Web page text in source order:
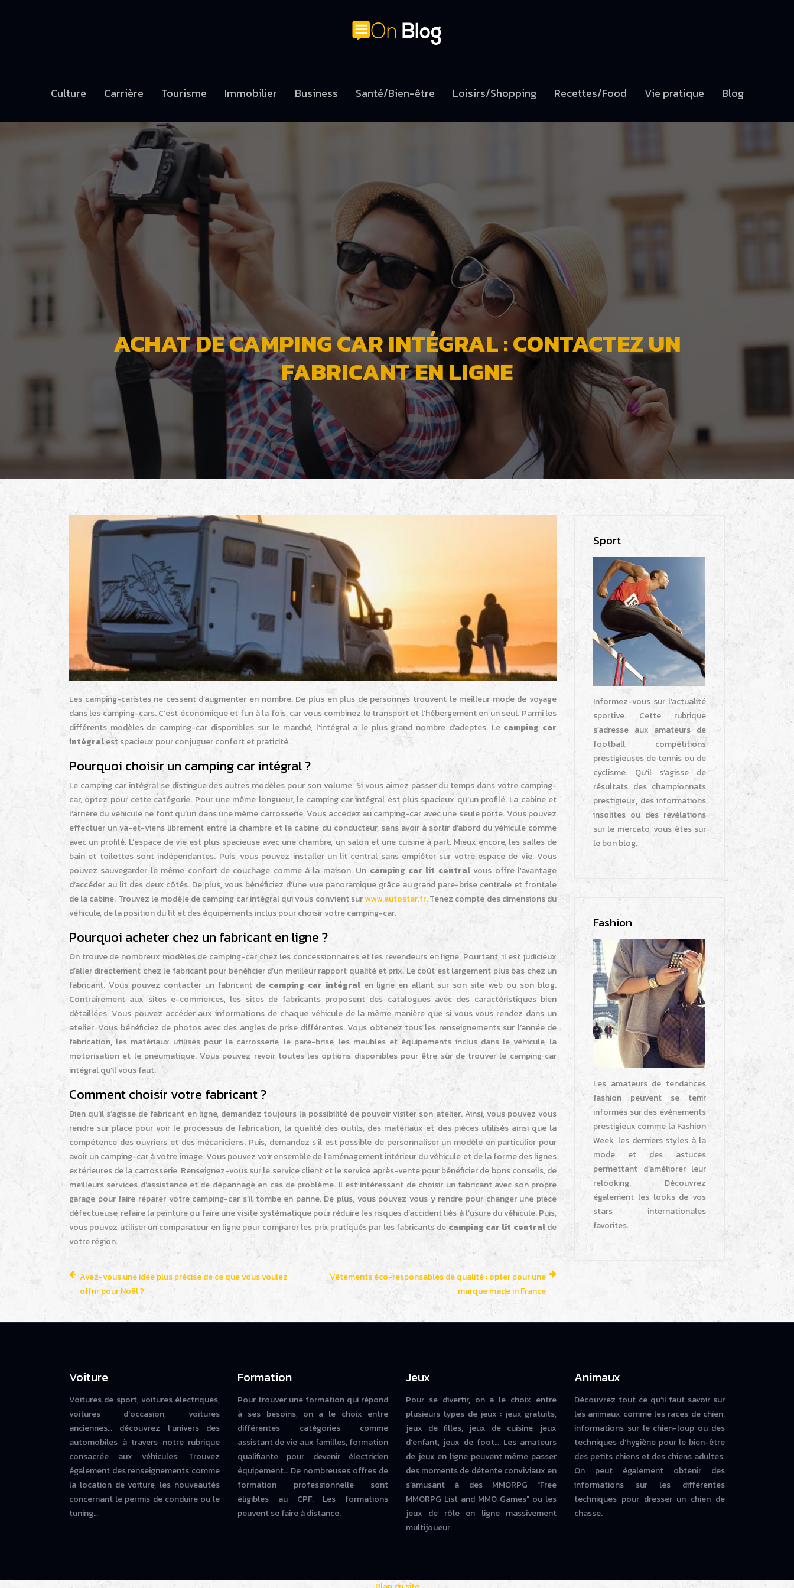
Culture Carrière Tourisme Immobilier Business Santé/Bien-être Loisirs/Shopping Recettes/Food Vie pratique Blog
ACHAT DE CAMPING CAR INTÉGRAL : CONTACTEZ UN
FABRICANT EN LIGNE
Les camping-caristes ne cessent d’augmenter en nombre. De plus en plus de personnes trouvent le meilleur mode de voyage
dans les camping-cars. C’est économique et fun à la fois, car vous combinez le transport et l’hébergement en un seul. Parmi les
différents modèles de camping-car disponibles sur le marché, l’intégral a le plus grand nombre d’adeptes. Le camping car
intégralest spacieux pour conjuguer confort et praticité.
Pourquoi choisir un camping car intégral ?
Le camping car intégral se distingue des autres modèles pour son volume. Si vous aimez passer du temps dans votre camping-
car, optez pour cette catégorie. Pour une même longueur, le camping car intégral est plus spacieux qu’un profilé. La cabine et
l’arrière du véhicule ne font qu’un dans une même carrosserie. Vous accédez au camping-car avec une seule porte. Vous pouvez
effectuer un va-et-viens librement entre la chambre et la cabine du conducteur, sans avoir à sortir d’abord du véhicule comme
avec un profilé. L’espace de vie est plus spacieuse avec une chambre, un salon et une cuisine à part. Mieux encore, les salles de
bain et toilettes sont indépendantes. Puis, vous pouvez installer un lit central sans empiéter sur votre espace de vie. Vous
pouvez sauvegarder le même confort de couchage comme à la maison. Un camping car lit centralvous offre l’avantage
d’accéder au lit des deux côtés. De plus, vous bénéficiez d’une vue panoramique grâce au grand pare-brise centrale et frontale
de la cabine. Trouvez le modèle de camping car intégral qui vous convient surwww.autostar.fr. Tenez compte des dimensions du
véhicule, de la position du lit et des équipements inclus pour choisir votre camping-car.
Pourquoi acheter chez un fabricant en ligne ?
On trouve de nombreux modèles de camping-car chez les concessionnaires et les revendeurs en ligne. Pourtant, il est judicieux
d’aller directement chez le fabricant pour bénéficier d’un meilleur rapport qualité et prix. Le coût est largement plus bas chez un
fabricant. Vous pouvez contacter un fabricant de camping car intégralen ligne en allant sur son site web ou son blog.
Contrairement aux sites e-commerces, les sites de fabricants proposent des catalogues avec des caractéristiques bien
détaillées. Vous pouvez accéder aux informations de chaque véhicule de la même manière que si vous vous rendez dans un
atelier. Vous bénéficiez de photos avec des angles de prise différentes. Vous obtenez tous les renseignements sur l’année de
fabrication, les matériaux utilisés pour la carrosserie, le pare-brise, les meubles et équipements inclus dans le véhicule, la
motorisation et le pneumatique. Vous pouvez revoir toutes les options disponibles pour être sûr de trouver le camping car
intégral qu’il vous faut.
Comment choisir votre fabricant ?
Bien qu’il s’agisse de fabricant en ligne, demandez toujours la possibilité de pouvoir visiter son atelier. Ainsi, vous pouvez vous
rendre sur place pour voir le processus de fabrication, la qualité des outils, des matériaux et des pièces utilisés ainsi que la
compétence des ouvriers et des mécaniciens. Puis, demandez s’il est possible de personnaliser un modèle en particulier pour
avoir un camping-car à votre image. Vous pouvez voir ensemble de l’aménagement intérieur du véhicule et de la forme des lignes
extérieures de la carrosserie. Renseignez-vous sur le service client et le service après-vente pour bénéficier de bons conseils, de
meilleurs services d’assistance et de dépannage en cas de problème. Il est intéressant de choisir un fabricant avec son propre
garage pour faire réparer votre camping-car s’il tombe en panne. De plus, vous pouvez vous y rendre pour changer une pièce
défectueuse, refaire la peinture ou faire une visite systématique pour réduire les risques d’accident liés à l’usure du véhicule. Puis,
vous pouvez utiliser un comparateur en ligne pour comparer les prix pratiqués par les fabricants de camping car lit centralde
votre région.
Avez-vous une idée plus précise de ce que vous voulez
offrir pour Noël ?
Vêtements éco-responsables de qualité : opter pour une
marque made in France
Sport
Informez-vous sur l’actualité
sportive. Cette rubrique
s’adresse aux amateurs de
football, compétitions
prestigieuses de tennis ou de
cyclisme. Qu’il s’agisse de
résultats des championnats
prestigieux, des informations
insolites ou des révélations
sur le mercato, vous êtes sur
le bon blog.
Fashion
Les amateurs de tendances
fashion peuvent se tenir
informés sur des événements
prestigieux comme la Fashion
Week, les derniers styles à la
mode et des astuces
permettant d’améliorer leur
relooking. Découvrez
également les looks de vos
stars internationales
favorites.
Voiture
Voitures de sport, voitures électriques,
voitures d’occasion, voitures
anciennes… découvrez l’univers des
automobiles à travers notre rubrique
consacrée aux véhicules. Trouvez
également des renseignements comme
la location de voiture, les nouveautés
concernant le permis de conduire ou le
tuning…
Formation
Pour trouver une formation qui répond
à ses besoins, on a le choix entre
différentes catégories comme
assistant de vie aux familles, formation
qualifiante pour devenir électricien
équipement… De nombreuses offres de
formation professionnelle sont
éligibles au CPF. Les formations
peuvent se faire à distance.
Jeux
Pour se divertir, on a le choix entre
plusieurs types de jeux : jeux gratuits,
jeux de filles, jeux de cuisine, jeux
d'enfant, jeux de foot… Les amateurs
de jeux en ligne peuvent même passer
des moments de détente conviviaux en
s’amusant à des MMORPG "Free
MMORPG List and MMO Games" ou les
jeux de rôle en ligne massivement
multijoueur.
Animaux
Découvrez tout ce qu’il faut savoir sur
les animaux comme les races de chien,
informations sur le chien-loup ou des
techniques d’hygiène pour le bien-être
des petits chiens et des chiens adultes.
On peut également obtenir des
informations sur les différentes
techniques pour dresser un chien de
chasse.